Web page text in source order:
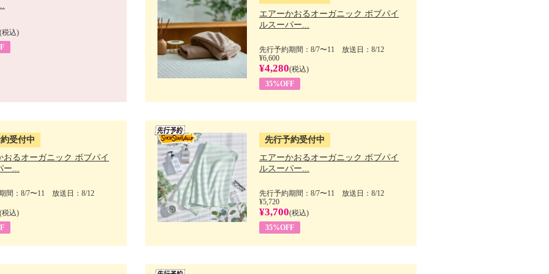
(税込)
エアーかおるオーガニック ボブパイ
ルスーパー...
先行予約期間：8/7〜11 放送日：8/12
¥6,600
¥4,280(税込)
35%OFF
受付中
おるオーガニック ボブパイ
ー...
間：8/7〜11 放送日：8/12
(税込)
先行予約受付中
エアーかおるオーガニック ボブパイ
ルスーパー...
先行予約期間：8/7〜11 放送日：8/12
¥5,720
¥3,700(税込)
35%OFF